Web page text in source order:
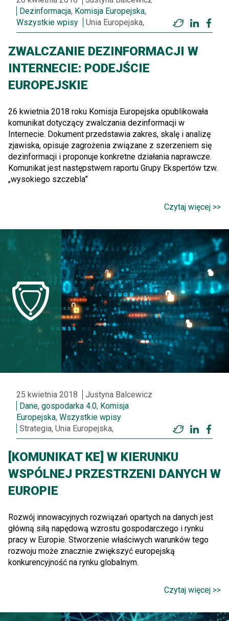
Dezinformacja, Komisja Europejska,
Wszystkie wpisy
Unia Europejska, Twitter
ZWALCZANIE DEZINFORMACJI W
INTERNECIE: PODEJŚCIE
EUROPEJSKIE
26 kwietnia 2018 roku Komisja Europejska opublikowała
komunikat dotyczący zwalczania dezinformacji w
Internecie. Dokument przedstawia zakres, skalę i analizę
zjawiska, opisuje zagrożenia związane z szerzeniem się
dezinformacji i proponuje konkretne działania naprawcze.
Komunikat jest następstwem raportu Grupy Ekspertów tzw.
„wysokiego szczebla”
Czytaj więcej >>
25 kwietnia 2018
Justyna Balcewicz
Dane, gospodarka 4.0, Komisja
Europejska, Wszystkie wpisy
Strategia, Unia Europejska,
Twitter
[KOMUNIKAT KE] W KIERUNKU
WSPÓLNEJ PRZESTRZENI DANYCH W
EUROPIE
Rozwój innowacyjnych rozwiązań opartych na danych jest
główną siłą napędową wzrostu gospodarczego i rynku
pracy w Europie. Stworzenie właściwych warunków tego
rozwoju może znacznie zwiększyć europejską
konkurencyjność na rynku globalnym.
Czytaj więcej >>